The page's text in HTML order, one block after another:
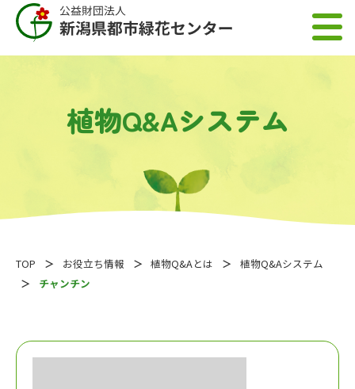
植物Q&Aシステム
TOP お役立ち情報 植物Q&Aとは
植物Q&Aシステム
チャンチン